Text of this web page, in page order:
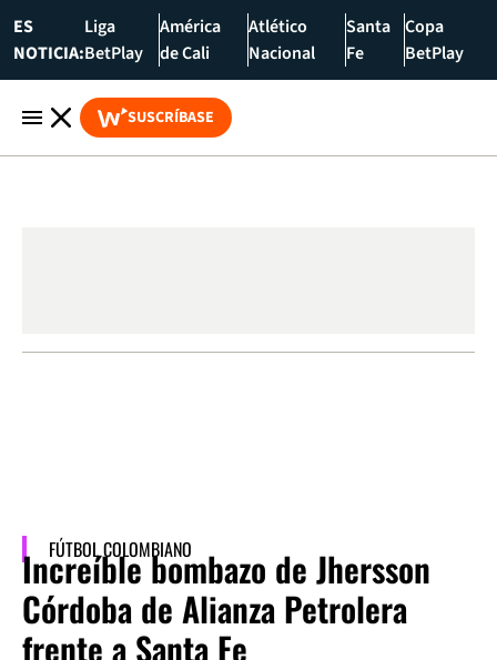
ES
NOTICIA:
Liga
BetPlay
América
de Cali
Atlético
Nacional
Santa
Fe
Copa
BetPlay
SUSCRÍBASE
FÚTBOL COLOMBIANO
Increíble bombazo de Jhersson
Córdoba de Alianza Petrolera
frente a Santa Fe